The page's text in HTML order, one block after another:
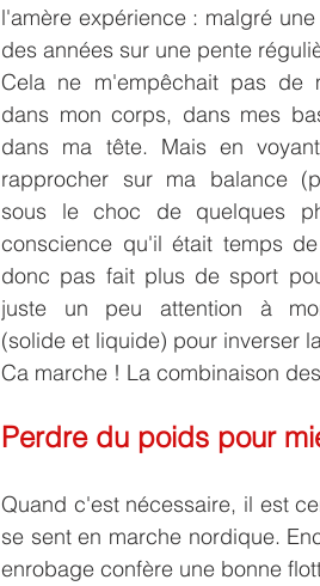
l'amère expérience : malgré
des années sur une pente
Cela ne m'empêchait pas de
dans mon corps, dans mes
dans ma tête. Mais en
rapprocher sur ma balance
sous le choc de quelques
conscience qu'il était temps
donc pas fait plus de sport
juste un peu attention à
(solide et liquide) pour inverser
Ca marche ! La combinaison
Perdre du poids pour
Quand c'est nécessaire, il est
se sent en marche nordique.
enrobage confère une bonne